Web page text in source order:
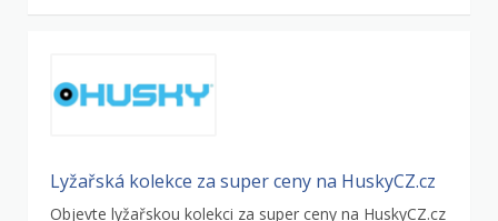
Lyžařská kolekce za super ceny na HuskyCZ.cz
Objevte lyžařskou kolekci za super ceny na HuskyCZ.cz